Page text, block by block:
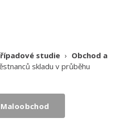
studie › Obchod a
skladu v průběhu
Maloobchod